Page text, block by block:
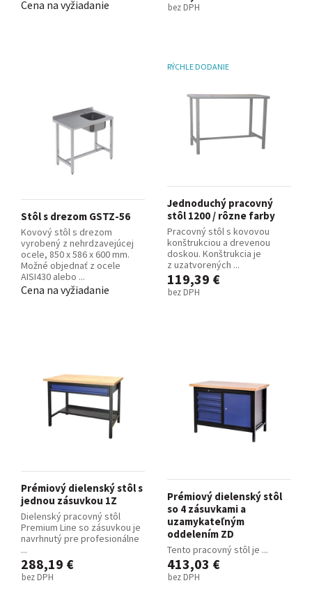
Cena na vyžiadanie bez DPH
Stôl s drezom GSTZ-56
Kovový stôl s drezom
vyrobený z nehrdzavejúcej
ocele, 850 x 586 x 600 mm.
Možné objednať z ocele
AISI430 alebo ...
Cena na vyžiadanie
RÝCHLE DODANIE
Jednoduchý pracovný
stôl 1200 / rôzne farby
Pracovný stôl s kovovou
konštrukciou a drevenou
doskou. Konštrukcia je
z uzatvorených ...
119,39 €
bez DPH
Prémiový dielenský stôl s
jednou zásuvkou 1Z
Dielenský pracovný stôl
Premium Line so zásuvkou je
navrhnutý pre profesionálne
...
288,19 €
bez DPH
Prémiový dielenský stôl
so 4 zásuvkami a
uzamykateľným
oddelením ZD
Tento pracovný stôl je ...
413,03 €
bez DPH